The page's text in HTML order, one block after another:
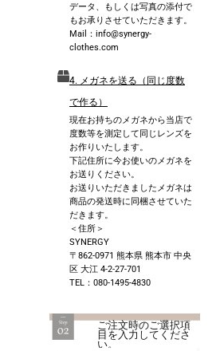
データ、もしくは写真の添付で
もお承りさせていただきます。
Mail：info@synergy-
clothes.com
4. メガネを送る（同じ度数
で作る）
現在お持ちのメガネから当店で
度数等を測定して同じレンズを
お作りいたします。
下記住所に今お使いのメガネを
お送りください。
お送りいただきましたメガネは
商品の発送時に同梱させていた
だきます。
＜住所＞
SYNERGY
〒862-0971 熊本県 熊本市 中央
区 大江 4-2-27-701
TEL：080-1495-4830
ご注文時のご選択項
目を入力してくださ
い。